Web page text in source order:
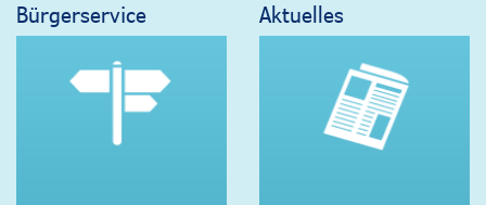
Bürgerservice Aktuelles